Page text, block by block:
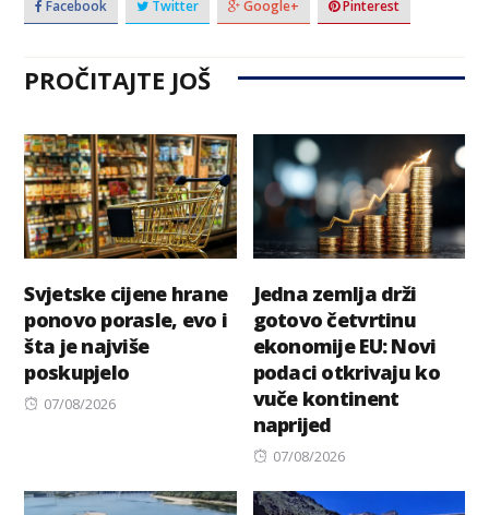
Facebook Twitter Google+ Pinterest
PROČITAJTE JOŠ
Svjetske cijene hrane
ponovo porasle, evo i
šta je najviše
poskupjelo
Posted
07/08/2026
Jedna zemlja drži
gotovo četvrtinu
ekonomije EU: Novi
podaci otkrivaju ko
vuče kontinent
naprijed
Posted
07/08/2026